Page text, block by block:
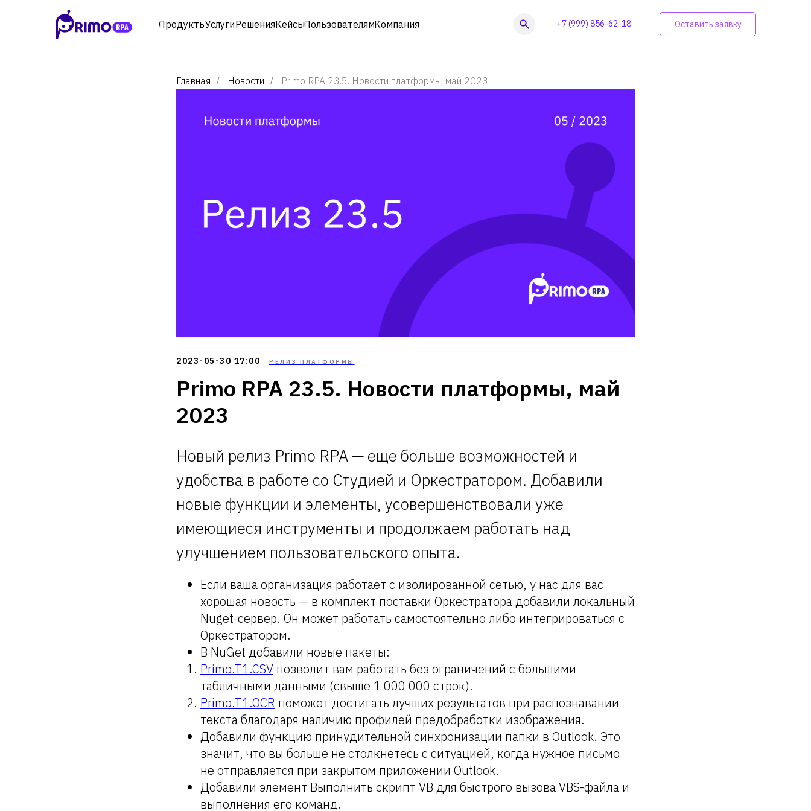
Оставить заявку
ПродуктыУслугиРешенияКейсыПользователямКомпания +7 (999) 856-62-18
Главная / Новости / Primo RPA 23.5. Новости платформы, май 2023
2023-05-30 17:00 РЕЛИЗ ПЛАТФОРМЫ
Primo RPA 23.5. Новости платформы, май
2023
Новый релиз Primo RPA — еще больше возможностей и
удобства в работе со Студией и Оркестратором. Добавили
новые функции и элементы, усовершенствовали уже
имеющиеся инструменты и продолжаем работать над
улучшением пользовательского опыта.
Если ваша организация работает с изолированной сетью, у нас для вас
хорошая новость — в комплект поставки Оркестратора добавили локальный
Nuget-сервер. Он может работать самостоятельно либо интегрироваться с
Оркестратором.
В NuGet добавили новые пакеты:
Primo.T1.CSV позволит вам работать без ограничений с большими
табличными данными (свыше 1 000 000 строк).
Primo.T1.OCR поможет достигать лучших результатов при распознавании
текста благодаря наличию профилей предобработки изображения.
Добавили функцию принудительной синхронизации папки в Outlook. Это
значит, что вы больше не столкнетесь с ситуацией, когда нужное письмо
не отправляется при закрытом приложении Outlook.
Добавили элемент Выполнить скрипт VB для быстрого вызова VBS-файла и
выполнения его команд.